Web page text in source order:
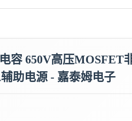
容 650V高压MOSFET
助电源 - 嘉泰姆电子